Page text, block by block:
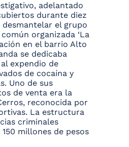
adelantado
durante diez
el grupo
organizada ‘La
en el barrio Alto
se dedicaba
expendio de
de cocaína y
Uno de sus
de venta era la
reconocida por
La estructura
criminales
millones de pesos